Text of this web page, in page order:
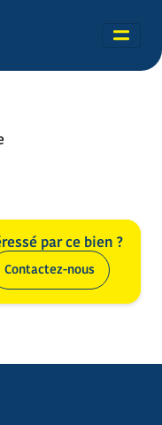
Toutes les photos (6)
par ce bien ?
Contactez-nous